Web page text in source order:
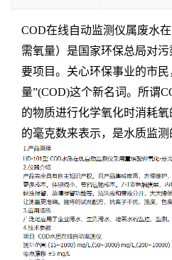
COD在线自动监测仪属废水
需氧量）是国家环保总局对
要项目。关心环保事业的市
量”(COD)这个新名词。所谓
的物质进行化学氧化时消耗
的毫克数来表示，是水质监测